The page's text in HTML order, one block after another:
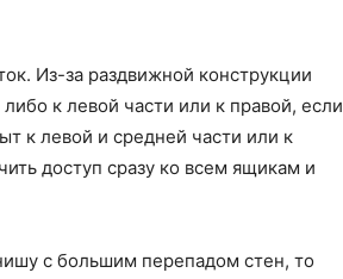
Из-за раздвижной конструкции
к левой части или к правой, если
к левой и средней части или к
доступ сразу ко всем ящикам и
с большим перепадом стен, то